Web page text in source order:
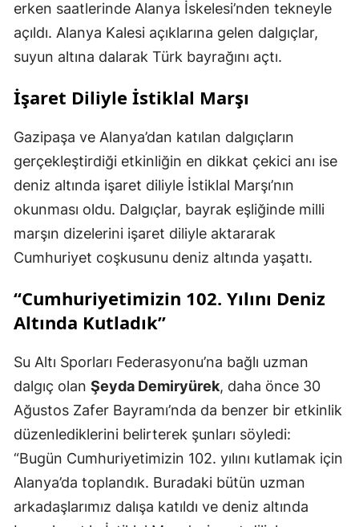
erken saatlerinde Alanya İskelesi’nden tekneyle
açıldı. Alanya Kalesi açıklarına gelen dalgıçlar,
suyun altına dalarak Türk bayrağını açtı.
İşaret Diliyle İstiklal Marşı
Gazipaşa ve Alanya’dan katılan dalgıçların
gerçekleştirdiği etkinliğin en dikkat çekici anı ise
deniz altında işaret diliyle İstiklal Marşı’nın
okunması oldu. Dalgıçlar, bayrak eşliğinde milli
marşın dizelerini işaret diliyle aktararak
Cumhuriyet coşkusunu deniz altında yaşattı.
“Cumhuriyetimizin 102. Yılını Deniz
Altında Kutladık”
Su Altı Sporları Federasyonu’na bağlı uzman
dalgıç olan Şeyda Demiryürek, daha önce 30
Ağustos Zafer Bayramı’nda da benzer bir etkinlik
düzenlediklerini belirterek şunları söyledi:
“Bugün Cumhuriyetimizin 102. yılını kutlamak için
Alanya’da toplandık. Buradaki bütün uzman
arkadaşlarımız dalışa katıldı ve deniz altında